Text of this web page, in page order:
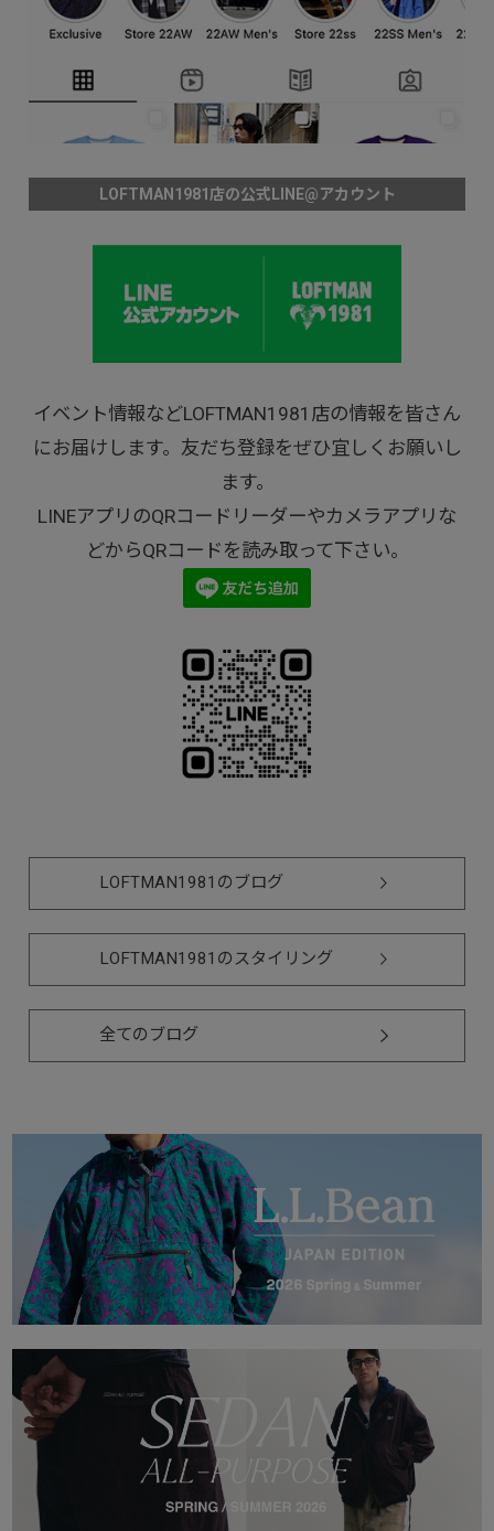
LOFTMAN1981店の公式LINE@アカウント
イベント情報などLOFTMAN1981店の情報を皆さん
にお届けします。友だち登録をぜひ宜しくお願いし
ます。
LINEアプリのQRコードリーダーやカメラアプリな
どからQRコードを読み取って下さい。
LOFTMAN1981のブログ
LOFTMAN1981のスタイリング
全てのブログ